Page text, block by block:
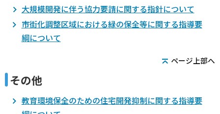
大規模開発に伴う協力要請に関する指針について
市街化調整区域における緑の保全等に関する指導要
綱について
ページ上部へ
その他
教育環境保全のための住宅開発抑制に関する指導要